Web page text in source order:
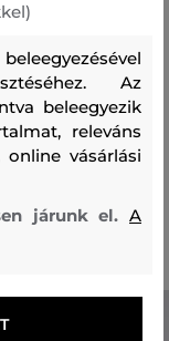
Az
beleegyezik
releváns
vásárlási
járunk el.A